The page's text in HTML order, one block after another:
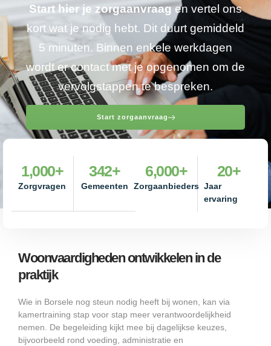
Start hier je zorgaanvraagen vertel ons
kort wat je nodig hebt. Dit duurt gemiddeld
5 minuten. Binnen enkele werkdagen
wordt er contact met je opgenomen om de
vervolgstappen te bespreken.
Start zorgaanvraag
Zorgvragen
1,000+
Gemeenten
342+
Zorgaanbieders
6,000+
Jaar
ervaring
20+
Woonvaardigheden ontwikkelen in de
praktijk
Wie in Borsele nog steun nodig heeft bij wonen, kan via
kamertraining stap voor stap meer verantwoordelijkheid
nemen. De begeleiding kijkt mee bij dagelijkse keuzes,
bijvoorbeeld rond voeding, administratie en